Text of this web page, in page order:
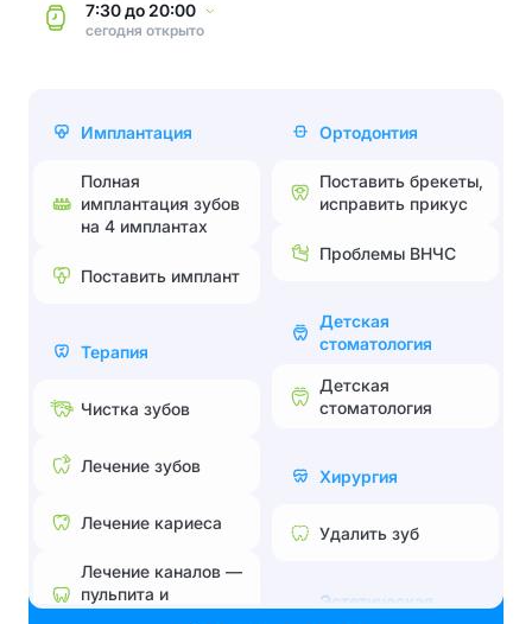
7:30до20:00
сегодняоткрыто
Имплантация
Полная
имплантация зубов
на 4 имплантах
Поставить имплант
Терапия
Чистка зубов
Лечение зубов
Лечение кариеса
Лечение каналов —
пульпита и
Ортодонтия
Поставить брекеты,
исправить прикус
Проблемы ВНЧС
Детская
стоматология
Детская
стоматология
Хирургия
Удалить зуб
Эстетическая